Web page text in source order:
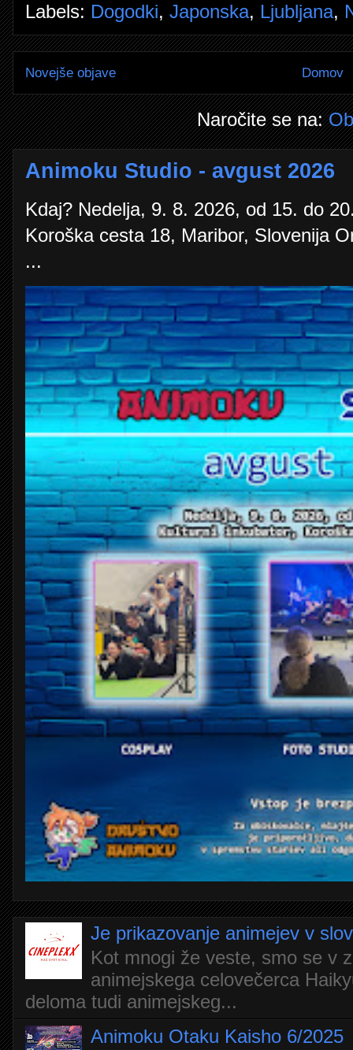
Labels: Dogodki, Japonska, Ljubljana,
Novejše objave Domov
Naročite se na:
Animoku Studio - avgust 2026
Kdaj? Nedelja, 9. 8. 2026, od 15. do
Koroška cesta 18, Maribor, Slovenija
...
Je prikazovanje animejev v
Kot mnogi že veste, smo se v
animejskega celovečerca
deloma tudi animejskeg...
Animoku Otaku Kaisho 6/2025